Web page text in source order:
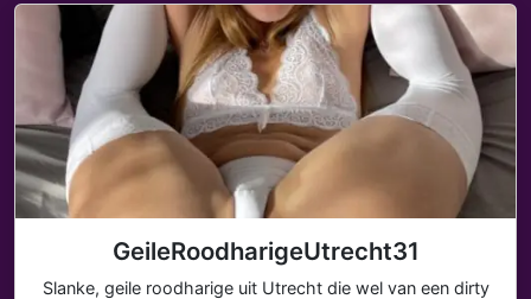
GeileRoodharigeUtrecht31
Slanke, geile roodharige uit Utrecht die wel van een dirty